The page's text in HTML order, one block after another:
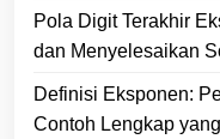
Pola Digit Terakhir
dan Menyelesaikan
Definisi Eksponen:
Contoh Lengkap